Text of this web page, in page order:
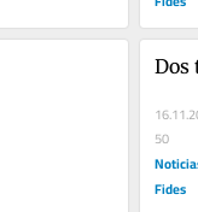
Dos
50
Fides